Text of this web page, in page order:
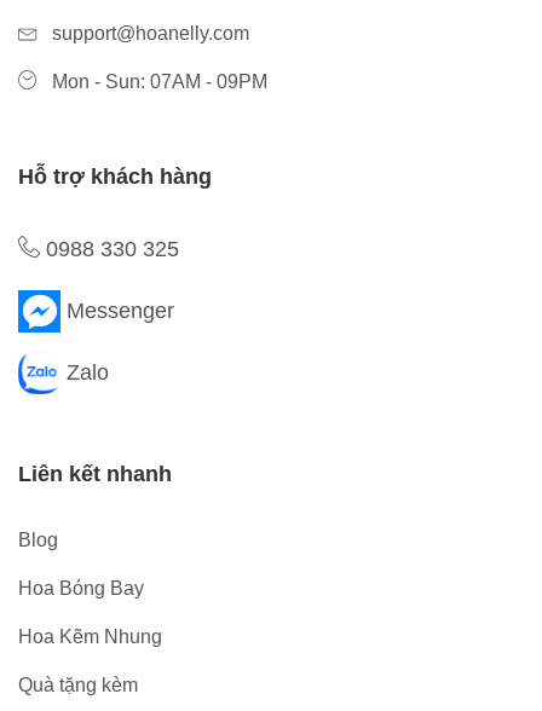
support@hoanelly.com
Mon - Sun: 07AM - 09PM
Hỗ trợ khách hàng
0988 330 325
Messenger
Zalo
Liên kết nhanh
Blog
Hoa Bóng Bay
Hoa Kẽm Nhung
Quà tặng kèm